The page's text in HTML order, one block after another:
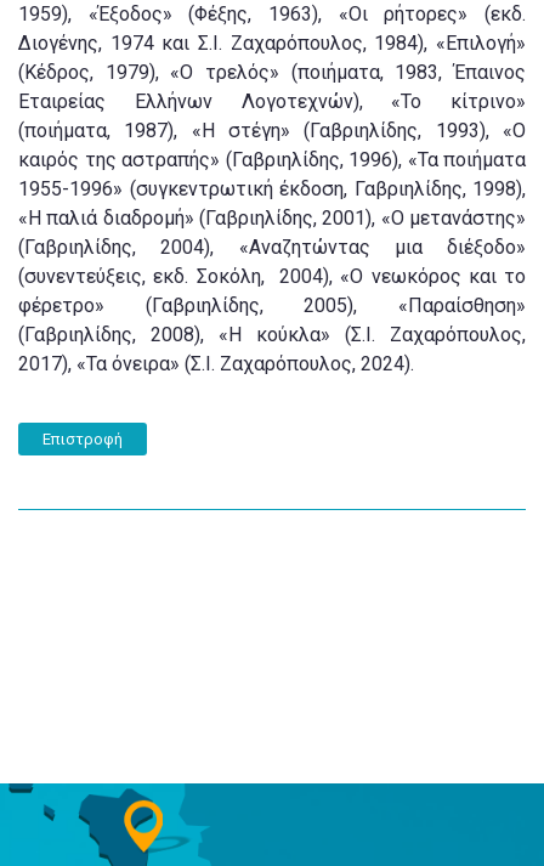
1959), «Έξοδος» (Φέξης, 1963), «Οι ρήτορες» (εκδ.
Διογένης, 1974 και Σ.Ι. Ζαχαρόπουλος, 1984), «Επιλογή»
(Κέδρος, 1979), «Ο τρελός» (ποιήματα, 1983, Έπαινος
Εταιρείας Ελλήνων Λογοτεχνών), «Το κίτρινο»
(ποιήματα, 1987), «Η στέγη» (Γαβριηλίδης, 1993), «Ο
καιρός της αστραπής» (Γαβριηλίδης, 1996), «Τα ποιήματα
1955-1996» (συγκεντρωτική έκδοση, Γαβριηλίδης, 1998),
«Η παλιά διαδρομή» (Γαβριηλίδης, 2001), «Ο μετανάστης»
(Γαβριηλίδης, 2004), «Αναζητώντας μια διέξοδο»
(συνεντεύξεις, εκδ. Σοκόλη, 2004), «Ο νεωκόρος και το
φέρετρο» (Γαβριηλίδης, 2005), «Παραίσθηση»
(Γαβριηλίδης, 2008), «Η κούκλα» (Σ.Ι. Ζαχαρόπουλος,
2017), «Τα όνειρα» (Σ.Ι. Ζαχαρόπουλος, 2024).
Επιστροφή